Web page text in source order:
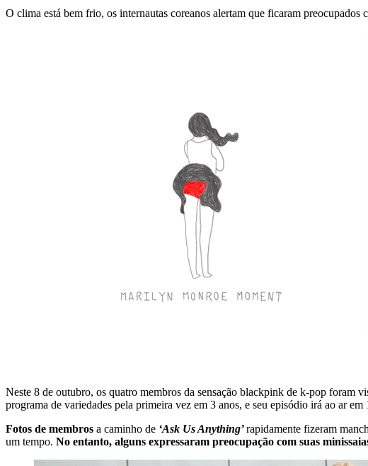
O clima está bem frio, os internautas coreanos alertam que ficaram preocupados
Neste 8 de outubro, os quatro membros da sensação blackpink de k-pop foram
programa de variedades pela primeira vez em 3 anos, e seu episódio irá ao ar em
Fotos de membros a caminho de ‘Ask Us Anything’rapidamente fizeram
um tempo. No entanto, alguns expressaram preocupação com suas